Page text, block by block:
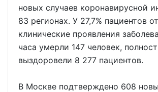
новых случаев коронавирусной
83 регионах. У 27,7% пациентов
клинические проявления
часа умерли 147 человек,
выздоровели 8 277 пациентов.
В Москве подтверждено 608